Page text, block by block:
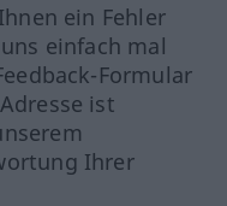
ein Fehler
einfach mal
Formular
ist
Ihrer